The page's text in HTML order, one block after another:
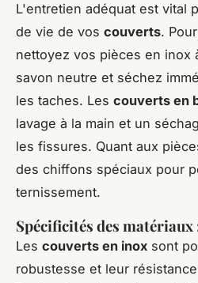
L'entretien adéquat est vital
de vie de vos couverts.
nettoyez vos pièces en inox
savon neutre et séchez
les taches. Les couverts en
lavage à la main et un
les fissures. Quant aux
des chiffons spéciaux pour
ternissement.
Spécificités des
Les couverts en inox sont
robustesse et leur